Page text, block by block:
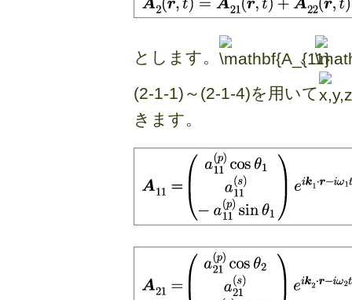
とします。
、
(2-1-1)～(2-1-4)を用いて
きます。